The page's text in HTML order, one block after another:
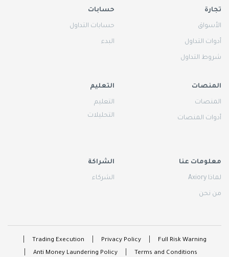
تجارة
الأسواق
أدوات التداول
شروط التداول
حسابات
حسابات التداول
البدء
المنصات
المنصات
أدوات المنصات
التعليم
التعليم
التحليلات
معلومات عنا
لماذا Axiory
من نحن
الشراكة
الشركاء
Full Risk Warning
Privacy Policy
Trading Execution
Terms and Conditions
Anti Money Laundering Policy